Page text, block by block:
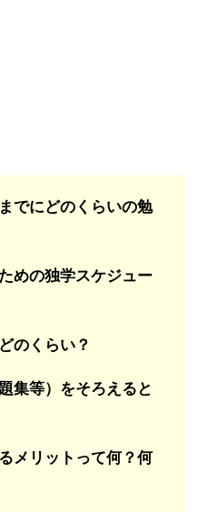
でにどのくらいの勉
めの独学スケジュー
のくらい？
集等）をそろえると
メリットって何？何